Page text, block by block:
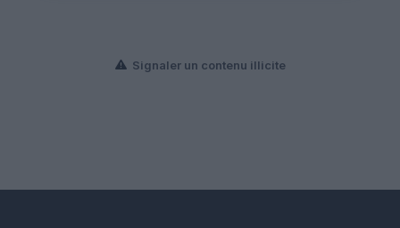
Signaler un contenu illicite